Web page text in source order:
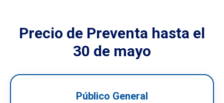
Precio de Preventa hasta el
30 de mayo
Público General